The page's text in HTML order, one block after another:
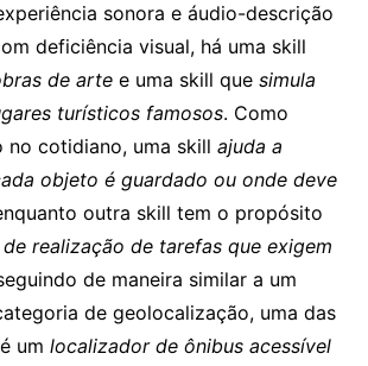
sonora e áudio-descrição
deficiência visual, há uma skill
de artee uma skill que simula
turísticos famosos. Como
no cotidiano, uma skill ajuda a
objeto é guardado ou onde deve
outra skill tem o propósito
realização de tarefas que exigem
de maneira similar a um
de geolocalização, uma das
um localizador de ônibus acessível